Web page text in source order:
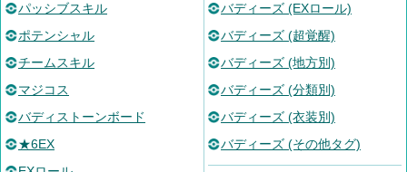
パッシブスキル
ポテンシャル
チームスキル
マジコス
バディストーンボード
★6EX
バディーズ (EXロール)
バディーズ (超覚醒)
バディーズ (地方別)
バディーズ (分類別)
バディーズ (衣装別)
バディーズ (その他タグ)